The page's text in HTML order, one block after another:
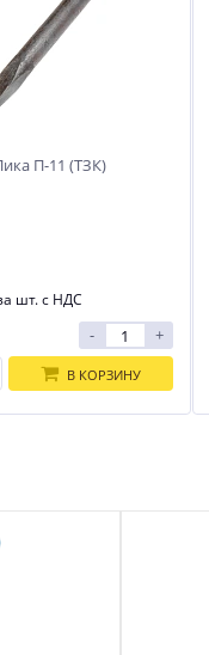
П-11 (ТЗК)
шт. с НДС
- +
В КОРЗИНУ